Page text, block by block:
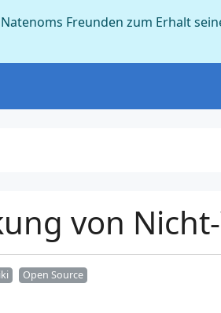
Freunden zum Erhalt
von
Open Source